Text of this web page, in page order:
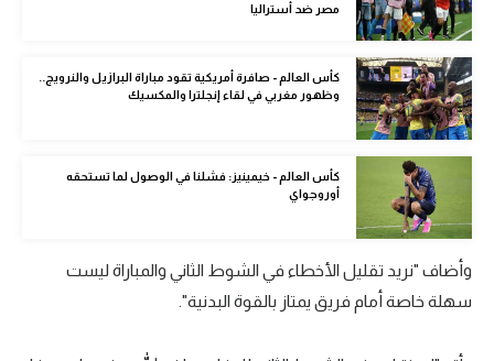
آسيا
أمريكا
ركن الألعاب
أقسام خاصة
Gamers
تحقيق في الجول
مصر ضد أستراليا
كأس العالم - صافرة أمريكية تقود مباراة البرازيل والنرويج..
وظهور مغربي في لقاء إنجلترا والمكسيك
كأس العالم - خيمينيز: فشلنا في الوصول لما تستحقه
أوروجواي
وأضاف "نريد تقليل الأخطاء في الشوط الثاني والمباراة ليست
سهلة خاصة أمام فريق يمتاز بالقوة البدنية".